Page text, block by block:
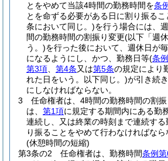
とをやめて当該4時間の勤務時間を条
とを命ずる必要がある日に割り振る
条において同じ。)を行う場合には、
間の勤務時間の割振り変更(以下「週
う。)を行った後において、週休日が
になるようにし、かつ、勤務日等(条
第3項
第4条又は第5条の規定により
れた日をいう。以下同じ。)が引き続
にしなければならない。
3
任命権者は、4時間の勤務時間の割
は、 第1項に規定する期間内にある勤
連続し、又は終業の時刻まで連続する
り振ることをやめて行わなければなら
(休憩時間の短縮)
第3条の2
任命権者は、勤務時間条例